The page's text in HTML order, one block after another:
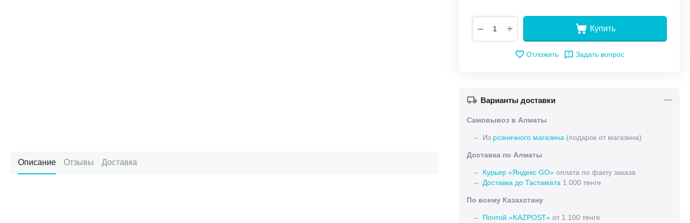
+
− Купить
Отложить Задать вопрос
Варианты доставки
Самовывоз в Алматы
– Из розничного магазина (подарок от магазина)
Доставка по Алматы
– Курьер «Яндекс GO» оплата по факту заказа
– Доставка до Тастамата 1.000 тенге
По всему Казахстану
– Почтой «KAZPOST» от 1.100 тенге
Описание Отзывы Доставка